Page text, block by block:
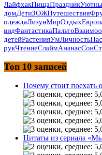
ЛайфхакПищаПраздник
домДетиЗОЖПутешествия
одеждаЛизунМирОтдых
видФантастикаПальто
детейРастенияУмЛичность
рукЧтениеСлаймАнанасСон
Топ 10 записей
Почему стоит поехать
Цитаты из сериала